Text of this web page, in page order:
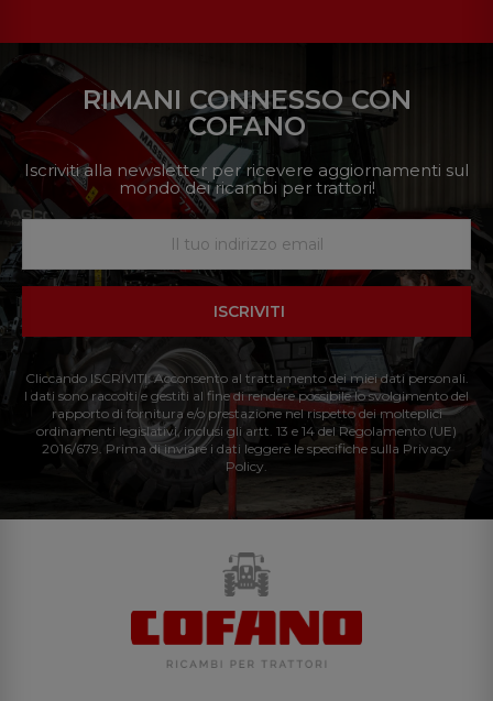
RIMANI CONNESSO CON
COFANO
Iscriviti alla newsletter per ricevere aggiornamenti sul
mondo dei ricambi per trattori!
ISCRIVITI
Cliccando ISCRIVITI: Acconsento al trattamento dei miei dati personali.
I dati sono raccolti e gestiti al fine di rendere possibile lo svolgimento del
rapporto di fornitura e/o prestazione nel rispetto dei molteplici
ordinamenti legislativi, inclusi gli artt. 13 e 14 del Regolamento (UE)
2016/679. Prima di inviare i dati leggere le specifiche sulla Privacy
Policy.